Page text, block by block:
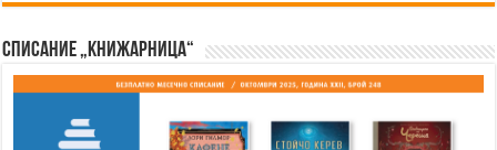
Списание „Книжарница“